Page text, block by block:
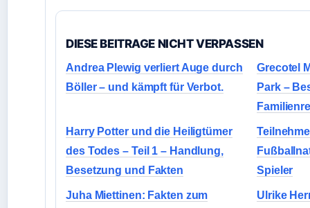
DIESE BEITRAGE NICHT VERPASSEN
Andrea Plewig verliert Auge durch
Böller – und kämpft für Verbot.
Grecotel
Park –
Harry Potter und die Heiligtümer
des Todes – Teil 1 – Handlung,
Besetzung und Fakten
Spieler
Juha Miettinen: Fakten zum
Ulrike